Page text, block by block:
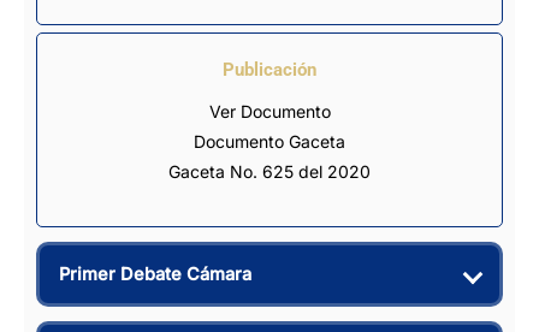
Publicación
Ver Documento
Documento Gaceta
Gaceta No. 625 del 2020
Primer Debate Cámara